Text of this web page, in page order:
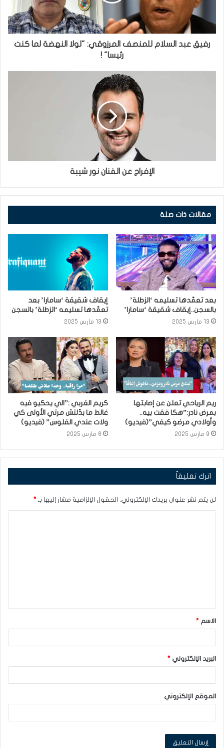
رفيق عبد السلام للمنصف المرزوقي: "لولا النهضة لما كنت
رئيسا" !
الإفراج عن الفنان نور شيبة
مقالات ذات صلة
بعد تعمّدها تسليمه ‘الزطلة’
بالسجن..إيقاف شقيقة ‘سامارا’
13 مارس 2025
إيقاف شقيقة ‘سامارا’ بعد
تعمّدها تسليمه ‘الزطلة’ بالسجن
13 مارس 2025
ريم الرياحي تعلن عن إصابتها
بمرض نادر:”هكا فقت بيه..
وأولادي مرضو كيفي”(فيديو)
9 مارس 2025
كريم الغربي :”الي يحكيو فيه
غالط ما بدّلتش مرتي الأولى كي
ولات عندي الفلوس” (فيديو)
8 مارس 2025
اترك تعليقاً
لن يتم نشر عنوان بريدك الإلكتروني. الحقول الإلزامية مشار إليها بـ *
ق
*الاسم *
البريد الإلكتروني *
الموقع الإلكتروني